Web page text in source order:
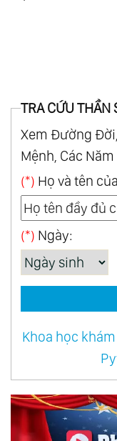
TRA CỨU THẦN
Xem Đường
Mệnh, Các
(*) Họ và tên
(*) Ngày:
Khoa học